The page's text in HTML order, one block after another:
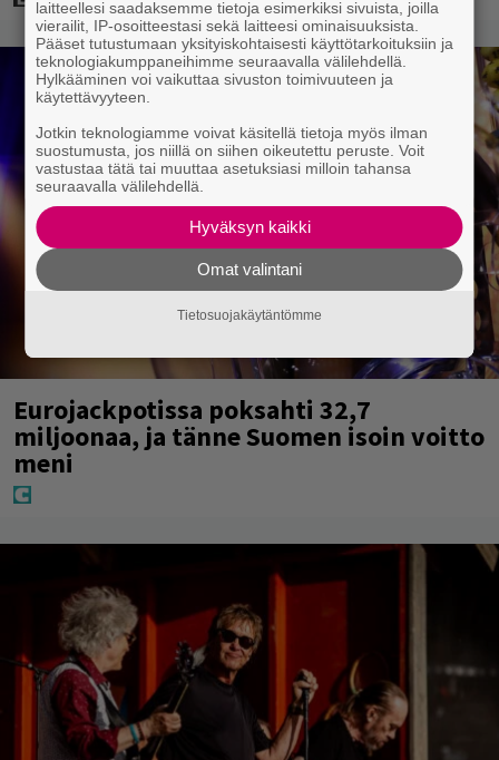
Eurojackpotissa poksahti 32,7
miljoonaa, ja tänne Suomen isoin voitto
meni
laitteellesi saadaksemme tietoja esimerkiksi sivuista, joilla
vierailit, IP-osoitteestasi sekä laitteesi ominaisuuksista.
Pääset tutustumaan yksityiskohtaisesti käyttötarkoituksiin ja
teknologiakumppaneihimme seuraavalla välilehdellä.
Hylkääminen voi vaikuttaa sivuston toimivuuteen ja
käytettävyyteen.
Jotkin teknologiamme voivat käsitellä tietoja myös ilman
suostumusta, jos niillä on siihen oikeutettu peruste. Voit
vastustaa tätä tai muuttaa asetuksiasi milloin tahansa
seuraavalla välilehdellä.
Hyväksyn kaikki
Omat valintani
Tietosuojakäytäntömme